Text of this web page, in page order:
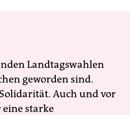
Landtagswahlen
geworden sind.
Auch und vor
starke